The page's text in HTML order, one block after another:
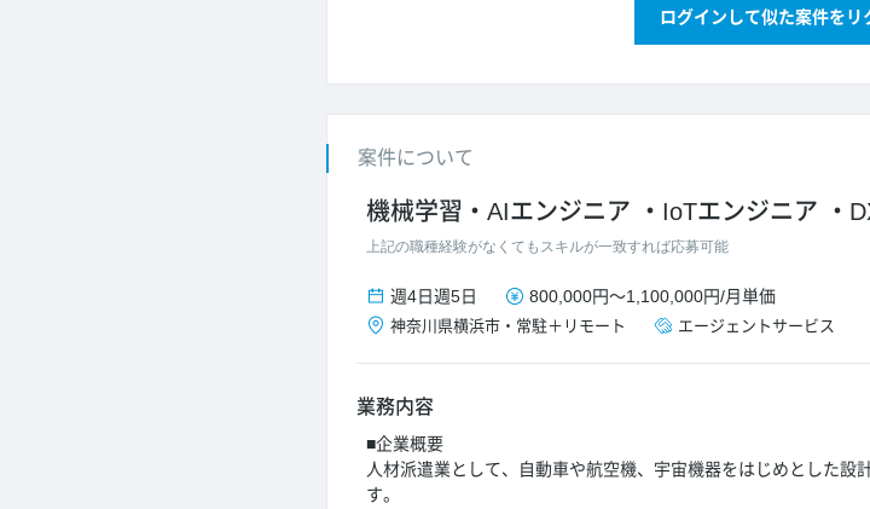
ログインして似た案件をリ
案件について
機械学習・AIエンジニア IoTエンジニア
上記の職種経験がなくてもスキルが一致すれば応募可能
週4日週5日 800,000円～1,100,000円/月単価
神奈川県横浜市 ・ 常駐＋リモート エージェントサービス
業務内容
■企業概要
人材派遣業として、自動車や航空機、宇宙機器をはじめとした設
す。